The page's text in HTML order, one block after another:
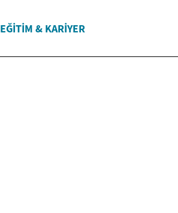
EĞITIM & KARIYER